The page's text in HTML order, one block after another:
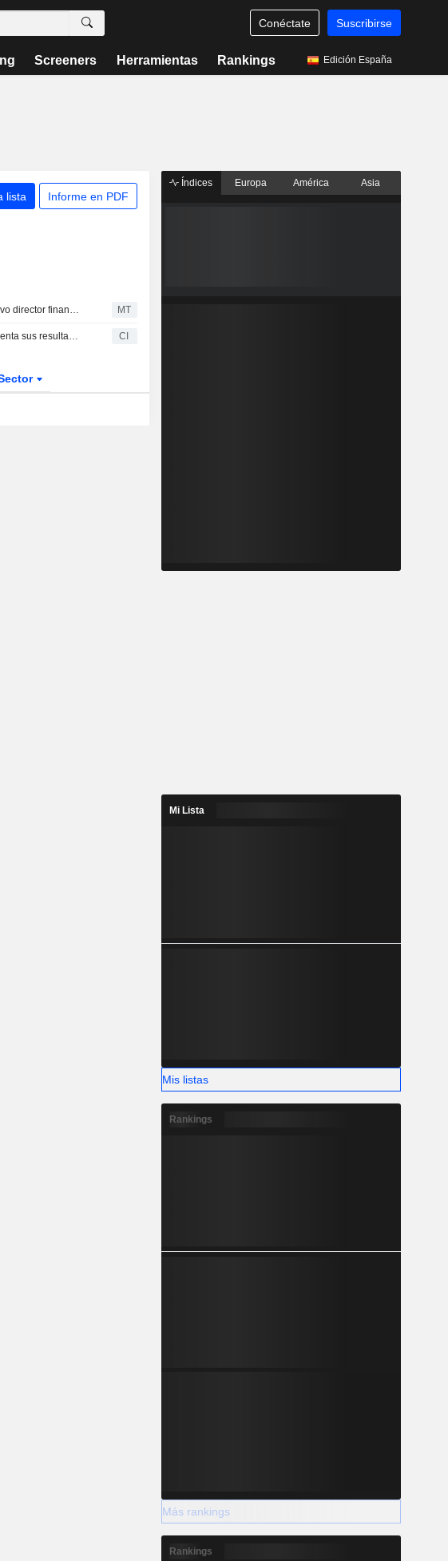
Conéctate Suscribirse
Screeners Herramientas Rankings Edición España
lista Informe en PDF
Shan-Loong Transportation nombra nuevo director financiero tras una remodelación de su cúpula directiva MT
Shan-Loong Transportation Co.,Ltd presenta sus resultados financieros del primer trimestre finalizado el 31 de marzo de 2026 CI
Índices Europa América Asia
Mi Lista
Mis listas
Rankings
Más rankings
Rankings